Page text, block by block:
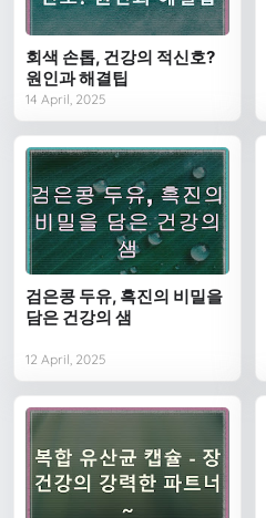
회색 손톱, 건강의 적신호?
원인과 해결팁
14 April, 2025
검은콩 두유, 흑진의 비밀을
담은 건강의 샘
12 April, 2025